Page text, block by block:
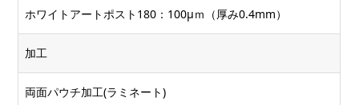
ホワイトアートポスト180：100μｍ（厚み0.4mm）
加工
両面パウチ加工(ラミネート)